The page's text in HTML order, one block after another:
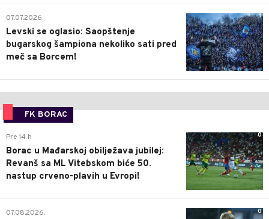
1
07.07.2026.
Levski se oglasio: Saopštenje
bugarskog šampiona nekoliko sati pred
meč sa Borcem!
FK BORAC
0
Pre 14 h
Borac u Mađarskoj obilježava jubilej:
Revanš sa ML Vitebskom biće 50.
nastup crveno-plavih u Evropi!
0
07.08.2026.